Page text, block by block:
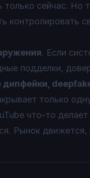
только сейчас.
контролировать
. Если
подделки,
дипфейки,
только
что-то
Рынок